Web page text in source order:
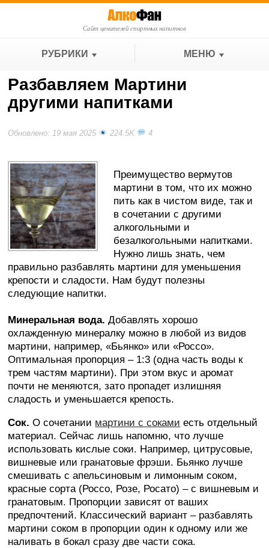
Сайт ценителей спиртных напитков
РУБРИКИ МЕНЮ
Разбавляем Мартини
другими напитками
Обновлено: 19 мая 2025 224.5K 4
Преимущество вермутов
мартини в том, что их можно
пить как в чистом виде, так и
в сочетании с другими
алкогольными и
безалкогольными напитками.
Нужно лишь знать, чем
правильно разбавлять мартини для уменьшения
крепости и сладости. Нам будут полезны
следующие напитки.
Минеральная вода. Добавлять хорошо
охлажденную минералку можно в любой из видов
мартини, например, «Бьянко» или «Россо».
Оптимальная пропорция – 1:3 (одна часть воды к
трем частям мартини). При этом вкус и аромат
почти не меняются, зато пропадет излишняя
сладость и уменьшается крепость.
Сок. О сочетании мартини с соками есть отдельный
материал. Сейчас лишь напомню, что лучше
использовать кислые соки. Например, цитрусовые,
вишневые или гранатовые фрэши. Бьянко лучше
смешивать с апельсиновым и лимонным соком,
красные сорта (Россо, Розе, Росато) – с вишневым и
гранатовым. Пропорции зависят от ваших
предпочтений. Классический вариант – разбавлять
мартини соком в пропорции один к одному или же
наливать в бокал сразу две части сока.